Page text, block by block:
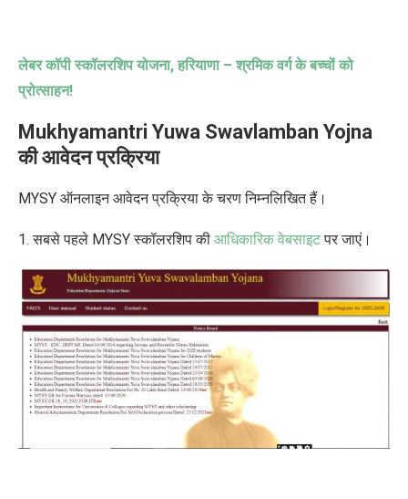
लेबर कॉपी स्कॉलरशिप योजना, हरियाणा – श्रमिक वर्ग के बच्चों को
प्रोत्साहन!
Mukhyamantri Yuwa Swavlamban Yojna
की आवेदन प्रक्रिया
MYSY ऑनलाइन आवेदन प्रक्रिया के चरण निम्नलिखित हैं।
1. सबसे पहले MYSY स्कॉलरशिप की आधिकारिक वेबसाइटपर जाएं।